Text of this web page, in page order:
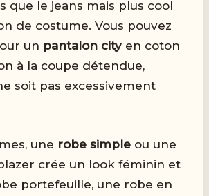
que le jeans mais plus cool
de costume. Vous pouvez
un pantalon cityen coton
à la coupe détendue,
soit pas excessivement
une robe simple ou une
crée un look féminin et
portefeuille, une robe en